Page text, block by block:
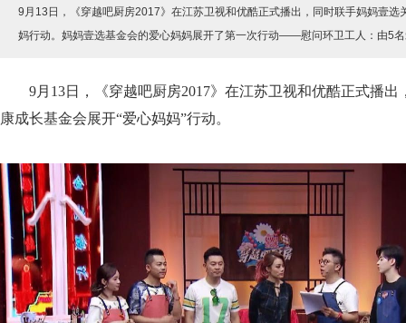
9月13日，《穿越吧厨房2017》在江苏卫视和优酷正式播出，同时联手妈妈壹选
妈行动。妈妈壹选基金会的爱心妈妈展开了第一次行动——慰问环卫工人：由5
9月13日，《穿越吧厨房2017》在江苏卫视和优酷正式播
康成长基金会展开“爱心妈妈”行动。